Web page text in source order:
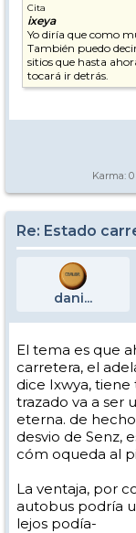
Cita
ixeya
Yo diría que como
También puedo
sitios que hasta
tocará ir detrás.
Karma: 0
Re: Estado
dani...
El tema es que
carretera, el
dice Ixwya,
trazado va a ser
eterna. de
desvio de Senz,
cóm oqueda al
La ventaja, por
autobus podría
lejos podía-